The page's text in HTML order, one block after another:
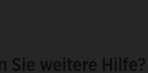
Sie weitere Hilfe?